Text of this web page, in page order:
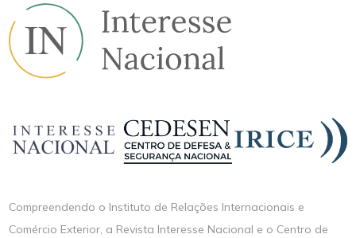
Compreendendo o Instituto de Relações Internacionais e
Comércio Exterior, a Revista Interesse Nacional e o Centro de